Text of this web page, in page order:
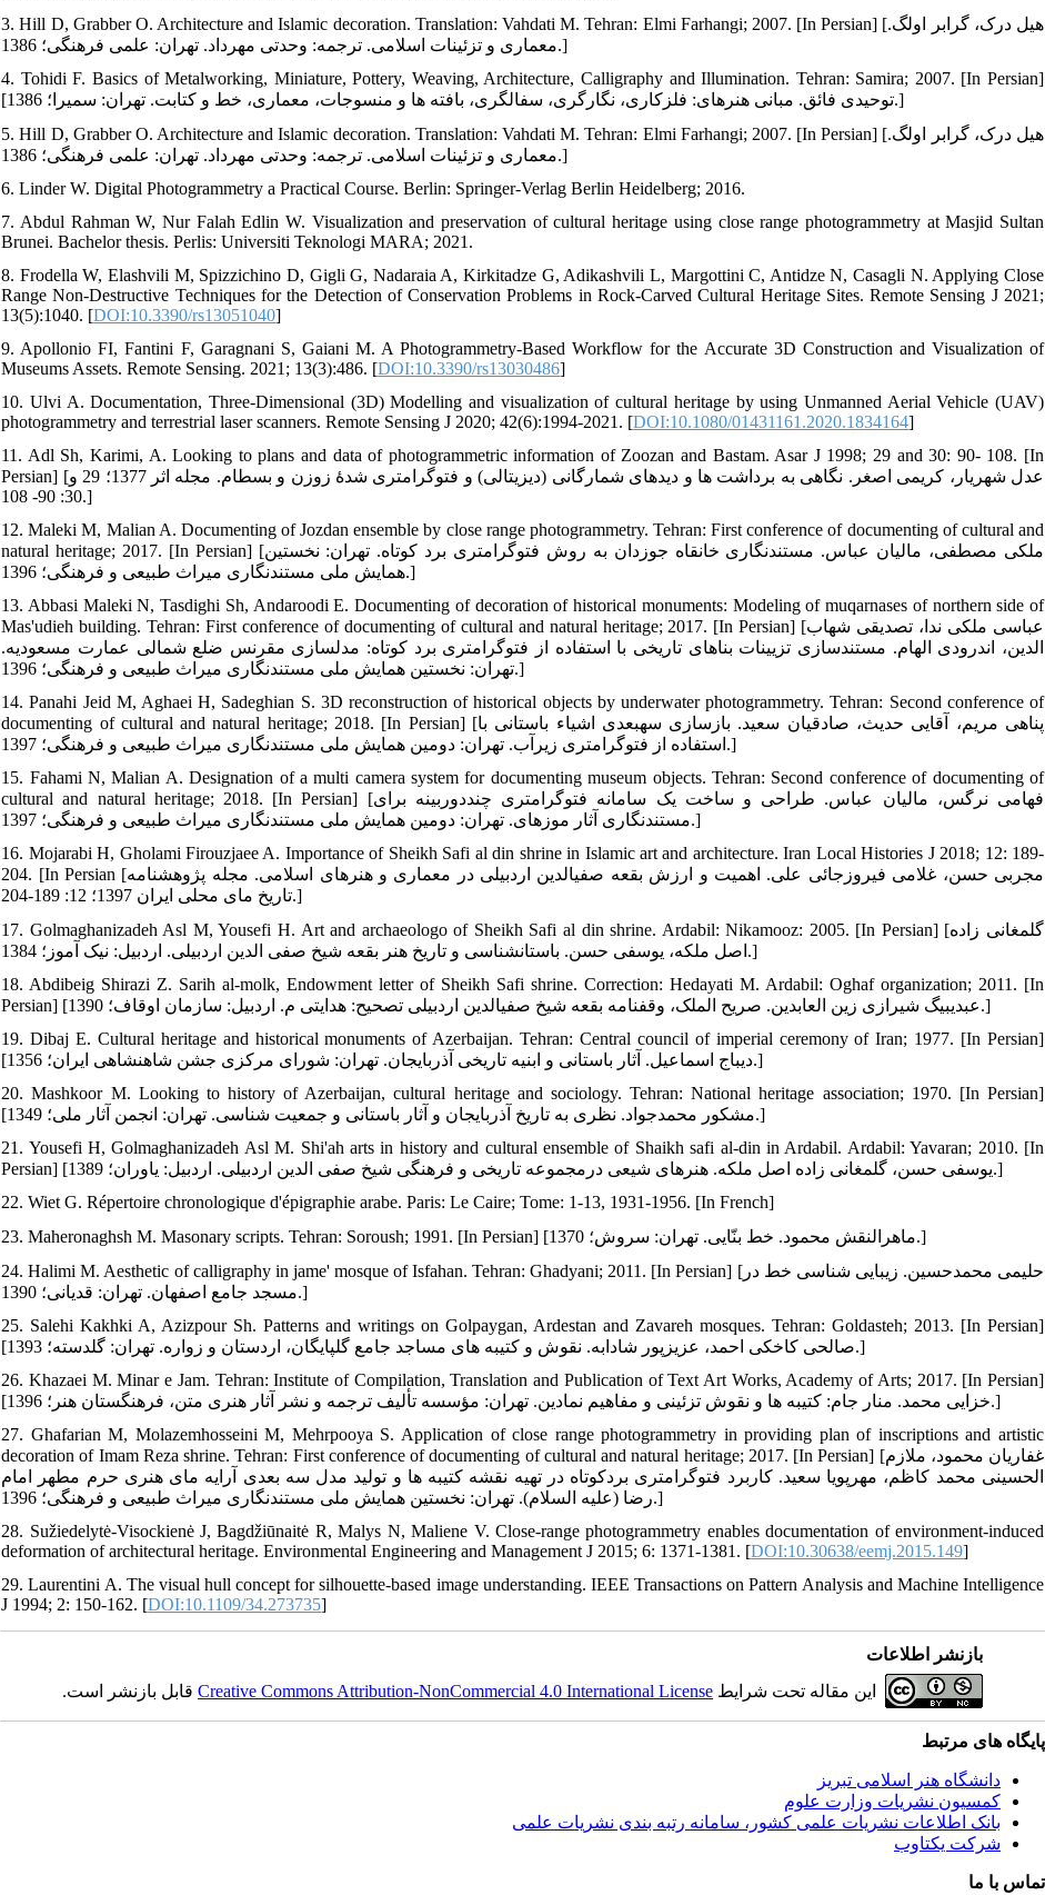
3. Hill D, Grabber O. Architecture and Islamic decoration. Translation: Vahdati M. Tehran: Elmi Farhangi; 2007. [In Persian] [هیل درک، گرابر اولگ.
معماری و تزئینات اسلامی. ترجمه: وحدتی مهرداد. تهران: علمی فرهنگی؛ 1386.]
4. Tohidi F. Basics of Metalworking, Miniature, Pottery, Weaving, Architecture, Calligraphy and Illumination. Tehran: Samira; 2007. [In Persian]
[توحیدی فائق. مبانی هنرهای: فلزکاری، نگارگری، سفالگری، بافته‏ ها و منسوجات، معماری، خط و کتابت. تهران: سمیرا؛ 1386.]
5. Hill D, Grabber O. Architecture and Islamic decoration. Translation: Vahdati M. Tehran: Elmi Farhangi; 2007. [In Persian] [هیل درک، گرابر اولگ.
معماری و تزئینات اسلامی. ترجمه: وحدتی مهرداد. تهران: علمی فرهنگی؛ 1386.]
6. Linder W. Digital Photogrammetry a Practical Course. Berlin: Springer-Verlag Berlin Heidelberg; 2016.
7. Abdul Rahman W, Nur Falah Edlin W. Visualization and preservation of cultural heritage using close range photogrammetry at Masjid Sultan
Brunei. Bachelor thesis. Perlis: Universiti Teknologi MARA; 2021.
8. Frodella W, Elashvili M, Spizzichino D, Gigli G, Nadaraia A, Kirkitadze G, Adikashvili L, Margottini C, Antidze N, Casagli N. Applying Close
Range Non-Destructive Techniques for the Detection of Conservation Problems in Rock-Carved Cultural Heritage Sites. Remote Sensing J 2021;
13(5):1040. [DOI:10.3390/rs13051040]
9. Apollonio FI, Fantini F, Garagnani S, Gaiani M. A Photogrammetry-Based Workflow for the Accurate 3D Construction and Visualization of
Museums Assets. Remote Sensing. 2021; 13(3):486. [DOI:10.3390/rs13030486]
10. Ulvi A. Documentation, Three-Dimensional (3D) Modelling and visualization of cultural heritage by using Unmanned Aerial Vehicle (UAV)
photogrammetry and terrestrial laser scanners. Remote Sensing J 2020; 42(6):1994-2021. [DOI:10.1080/01431161.2020.1834164]
11. Adl Sh, Karimi, A. Looking to plans and data of photogrammetric information of Zoozan and Bastam. Asar J 1998; 29 and 30: 90- 108. [In
Persian] [عدل شهریار، کریمی اصغر. نگاهی به برداشت‏ ها و دیدهای شمارگانی (دیزیتالی) و فتوگرامتری شدۀ زوزن و بسطام. مجله اثر 1377؛ 29 و
30: 90- 108.]
12. Maleki M, Malian A. Documenting of Jozdan ensemble by close range photogrammetry. Tehran: First conference of documenting of cultural and
natural heritage; 2017. [In Persian] [ملکی مصطفی، مالیان عباس. مستند‏نگاری خانقاه جوزدان به روش فتوگرامتری برد کوتاه. تهران: نخستین
همایش ملی مستندنگاری میراث طبیعی و فرهنگی؛ 1396.]
13. Abbasi Maleki N, Tasdighi Sh, Andaroodi E. Documenting of decoration of historical monuments: Modeling of muqarnases of northern side of
Mas'udieh building. Tehran: First conference of documenting of cultural and natural heritage; 2017. [In Persian] [عباسی ملکی ندا، تصدیقی شهاب
الدین، اندرودی الهام. مستندسازی تزیینات بناهای تاریخی با استفاده از فتوگرامتری برد کوتاه: مدل‏سازی مقرنس ضلع شمالی عمارت مسعودیه.
تهران: نخستین همایش ملی مستند‏نگاری میراث طبیعی و فرهنگی؛ 1396.]
14. Panahi Jeid M, Aghaei H, Sadeghian S. 3D reconstruction of historical objects by underwater photogrammetry. Tehran: Second conference of
documenting of cultural and natural heritage; 2018. [In Persian] [پناهی مریم، آقایی حدیث، صادقیان سعید. بازسازی سه‏بعدی اشیاء باستانی با
استفاده از فتوگرامتری زیرآب. تهران: دومین همایش ملی مستند‏نگاری میراث طبیعی و فرهنگی؛ 1397.]
15. Fahami N, Malian A. Designation of a multi camera system for documenting museum objects. Tehran: Second conference of documenting of
cultural and natural heritage; 2018. [In Persian] [فهامی نرگس، مالیان عباس. طراحی و ساخت یک سامانه فتوگرامتری چنددوربینه برای
مستند‏نگاری آثار موزه‏ای. تهران: دومین همایش ملی مستند‏نگاری میراث طبیعی و فرهنگی؛ 1397.]
16. Mojarabi H, Gholami Firouzjaee A. Importance of Sheikh Safi al din shrine in Islamic art and architecture. Iran Local Histories J 2018; 12: 189-
204. [In Persian [مجربی حسن، غلامی فیروزجائی علی. اهمیت و ارزش بقعه صفی‏الدین اردبیلی در معماری و هنرهای اسلامی. مجله پژوهشنامه
تاریخ مای محلی ایران 1397؛ 12: 189-204.]
17. Golmaghanizadeh Asl M, Yousefi H. Art and archaeologo of Sheikh Safi al din shrine. Ardabil: Nikamooz: 2005. [In Persian] [گلمغانی زاده
اصل ملکه، یوسفی حسن. باستان‏شناسی و تاریخ هنر بقعه شیخ صفی ‏الدین اردبیلی. اردبیل: نیک آموز؛ 1384.]
18. Abdibeig Shirazi Z. Sarih al-molk, Endowment letter of Sheikh Safi shrine. Correction: Hedayati M. Ardabil: Oghaf organization; 2011. [In
Persian] [عبدی‏بیگ شیرازی زین العابدین. صریح الملک، وقفنامه بقعه شیخ صفی‏الدین اردبیلی تصحیح: هدایتی م. اردبیل: سازمان اوقاف؛ 1390.]
19. Dibaj E. Cultural heritage and historical monuments of Azerbaijan. Tehran: Central council of imperial ceremony of Iran; 1977. [In Persian]
[دیباج اسماعیل. آثار باستانی و ابنیه تاریخی آذربایجان. تهران: شورای مرکزی جشن شاهنشاهی ایران؛ 1356.]
20. Mashkoor M. Looking to history of Azerbaijan, cultural heritage and sociology. Tehran: National heritage association; 1970. [In Persian]
[مشکور محمدجواد. نظری به تاریخ آذربایجان و آثار باستانی و جمعیت شناسی. تهران: انجمن آثار ملی؛ 1349.]
21. Yousefi H, Golmaghanizadeh Asl M. Shi'ah arts in history and cultural ensemble of Shaikh safi al-din in Ardabil. Ardabil: Yavaran; 2010. [In
Persian] [یوسفی حسن، گلمغانی ‏زاده اصل ملکه. هنرهای شیعی درمجموعه تاریخی و فرهنگی شیخ صفی ‏الدین اردبیلی. اردبیل: یاوران؛ 1389.]
22. Wiet G. Répertoire chronologique d'épigraphie arabe. Paris: Le Caire; Tome: 1-13, 1931-1956. [In French]
23. Maheronaghsh M. Masonary scripts. Tehran: Soroush; 1991. [In Persian] [ماهرالنقش محمود. خط بنّایی. تهران: سروش؛ 1370.]
24. Halimi M. Aesthetic of calligraphy in jame' mosque of Isfahan. Tehran: Ghadyani; 2011. [In Persian] [حلیمی محمدحسین. زیبایی‏ شناسی خط در
مسجد جامع اصفهان. تهران: قدیانی؛ 1390.]
25. Salehi Kakhki A, Azizpour Sh. Patterns and writings on Golpaygan, Ardestan and Zavareh mosques. Tehran: Goldasteh; 2013. [In Persian]
[صالحی کاخکی احمد، عزیزپور شادابه. نقوش و کتیبه‏ های مساجد جامع گلپایگان، اردستان و زواره. تهران: گلدسته؛ 1393.]
26. Khazaei M. Minar e Jam. Tehran: Institute of Compilation, Translation and Publication of Text Art Works, Academy of Arts; 2017. [In Persian]
[خزایی محمد. منار جام: کتیبه‏ ها و نقوش تزئینی و مفاهیم نمادین. تهران: مؤسسه تألیف ترجمه و نشر آثار هنری متن، فرهنگستان هنر؛ 1396.]
27. Ghafarian M, Molazemhosseini M, Mehrpooya S. Application of close range photogrammetry in providing plan of inscriptions and artistic
decoration of Imam Reza shrine. Tehran: First conference of documenting of cultural and natural heritage; 2017. [In Persian] [غفاریان محمود، ملازم
الحسینی محمد کاظم، مهرپویا سعید. کاربرد فتوگرامتری بردکوتاه در تهیه نقشه کتیبه‏ ها و تولید مدل سه‏ بعدی آرایه مای هنری حرم مطهر امام
رضا (علیه السلام). تهران: نخستین همایش ملی مستند‏نگاری میراث طبیعی و فرهنگی؛ 1396.]
28. Sužiedelytė-Visockienė J, Bagdžiūnaitė R, Malys N, Maliene V. Close-range photogrammetry enables documentation of environment-induced
deformation of architectural heritage. Environmental Engineering and Management J 2015; 6: 1371-1381. [DOI:10.30638/eemj.2015.149]
29. Laurentini A. The visual hull concept for silhouette-based image understanding. IEEE Transactions on Pattern Analysis and Machine Intelligence
J 1994; 2: 150-162. [DOI:10.1109/34.273735]
بازنشر اطلاعات
این مقاله تحت شرایط Creative Commons Attribution-NonCommercial 4.0 International Licenseقابل بازنشر است.
پایگاه های مرتبط
دانشگاه هنر اسلامی تبریز
کمسیون نشریات وزارت علوم
بانک اطلاعات نشریات علمی کشور، سامانه رتبه بندی نشریات علمی
شرکت یکتاوب
تماس با ما